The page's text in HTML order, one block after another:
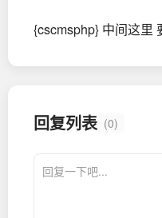
{cscmsphp} 中间这里
回复列表 (0)